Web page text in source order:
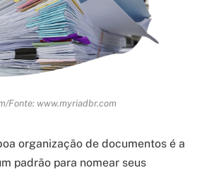
Fonte: www.myriadbr.com
organização de documentos é a
padrão para nomear seus